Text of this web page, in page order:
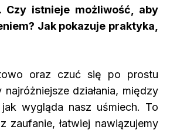
Czy istnieje możliwość, aby
Jak pokazuje praktyka,
oraz czuć się po prostu
działania, między
wygląda nasz uśmiech. To
zaufanie, łatwiej nawiązujemy